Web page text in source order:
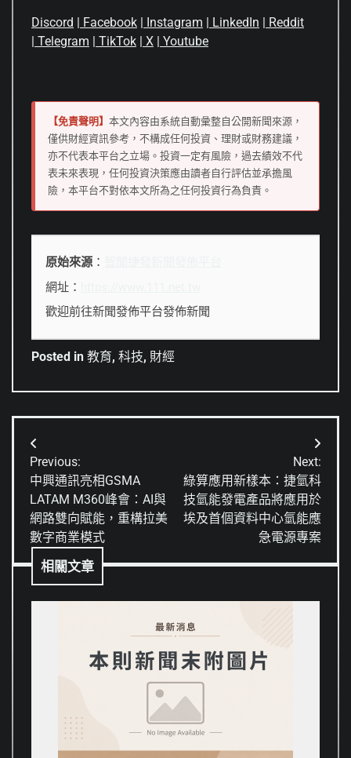
Discord | Facebook | Instagram | LinkedIn | Reddit
| Telegram | TikTok | X | Youtube
【免責聲明】 本文內容由系統自動彙整自公開新聞來源，
僅供財經資訊參考，不構成任何投資、理財或財務建議，
亦不代表本平台之立場。投資一定有風險，過去績效不代
表未來表現，任何投資決策應由讀者自行評估並承擔風
險，本平台不對依本文所為之任何投資行為負責。
原始來源 ：
網址：
歡迎前往新聞發佈平台發佈新聞
Posted in 教育, 科技, 財經
文
章
導
覽
Previous:
中興通訊亮相GSMA
LATAM M360峰會：AI與
網路雙向賦能，重構拉美
數字商業模式
Next:
綠算應用新樣本：捷氫科
技氫能發電產品將應用於
埃及首個資料中心氫能應
急電源專案
相關文章